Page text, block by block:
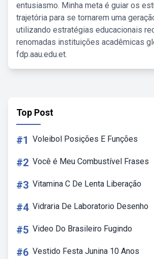
entusiasmo. Minha meta é guiar os
trajetória para se tornarem uma
utilizando estratégias educacionais
renomadas instituições acadêmicas
fdp.aau.edu.et.
Top Post
#1 Voleibol Posições E Funções
#2 Você é Meu Combustível Frases
#3 Vitamina C De Lenta Liberação
#4 Vidraria De Laboratorio Desenho
#5 Video Do Brasileiro Fugindo
#6 Vestido Festa Junina 10 Anos